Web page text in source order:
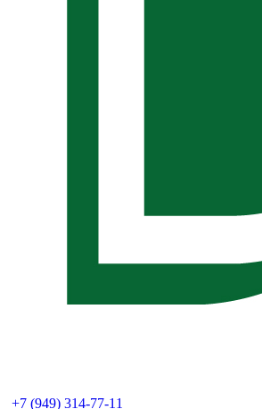
+7 (949) 314-77-11